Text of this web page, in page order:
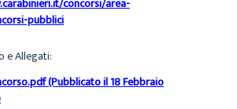
pubblici
e Allegati:
(Pubblicato il 18 Febbraio